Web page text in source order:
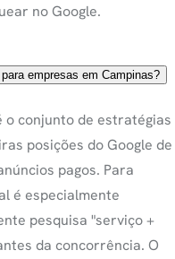
no Google.
empresas em Campinas?
o conjunto de estratégias
posições do Google de
pagos. Para
é especialmente
pesquisa "serviço +
da concorrência. O